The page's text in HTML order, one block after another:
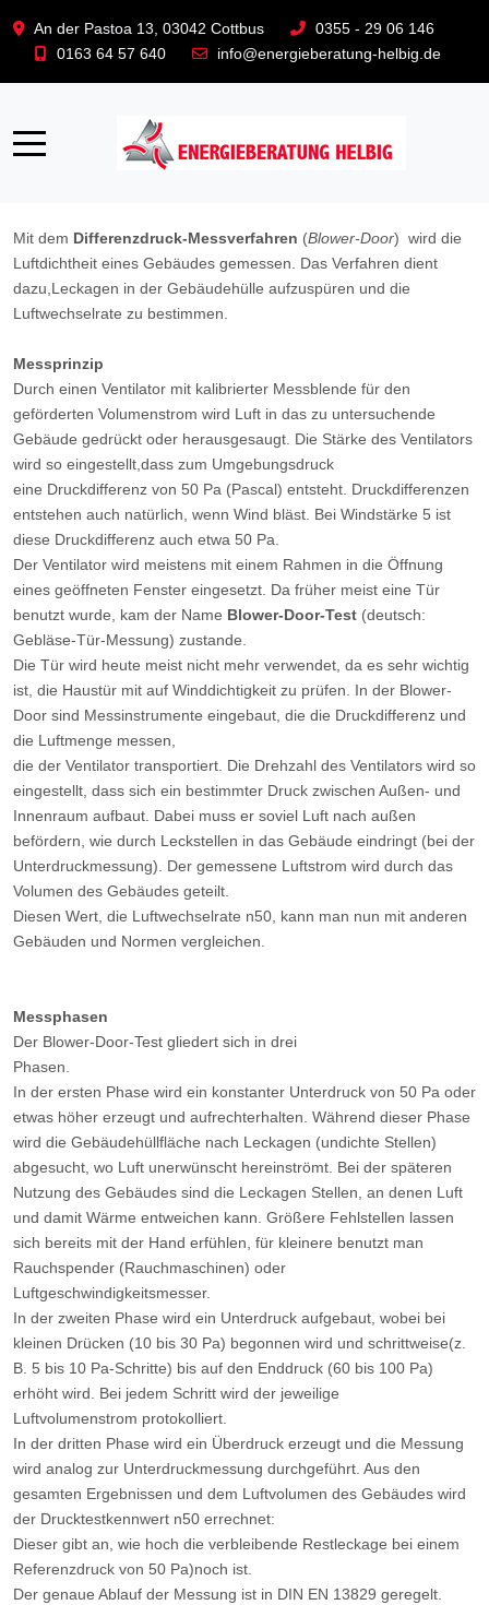
An der Pastoa 13, 03042 Cottbus
0355 - 29 06 146
0163 64 57 640
info@energieberatung-helbig.de
Mobile Menu Toggle
Blower-Door-Test
Mit dem Differenzdruck-Messverfahren (Blower-Door) wird die
Luftdichtheit eines Gebäudes gemessen. Das Verfahren dient
dazu,Leckagen in der Gebäudehülle aufzuspüren und die
Luftwechselrate zu bestimmen.
Messprinzip
Durch einen Ventilator mit kalibrierter Messblende für den
geförderten Volumenstrom wird Luft in das zu untersuchende
Gebäude gedrückt oder herausgesaugt. Die Stärke des Ventilators
wird so eingestellt,dass zum Umgebungsdruck
eine Druckdifferenz von 50 Pa (Pascal) entsteht. Druckdifferenzen
entstehen auch natürlich, wenn Wind bläst. Bei Windstärke 5 ist
diese Druckdifferenz auch etwa 50 Pa.
Der Ventilator wird meistens mit einem Rahmen in die Öffnung
eines geöffneten Fenster eingesetzt. Da früher meist eine Tür
benutzt wurde, kam der Name Blower-Door-Test (deutsch:
Gebläse-Tür-Messung) zustande.
Die Tür wird heute meist nicht mehr verwendet, da es sehr wichtig
ist, die Haustür mit auf Winddichtigkeit zu prüfen. In der Blower-
Door sind Messinstrumente eingebaut, die die Druckdifferenz und
die Luftmenge messen,
die der Ventilator transportiert. Die Drehzahl des Ventilators wird so
eingestellt, dass sich ein bestimmter Druck zwischen Außen- und
Innenraum aufbaut. Dabei muss er soviel Luft nach außen
befördern, wie durch Leckstellen in das Gebäude eindringt (bei der
Unterdruckmessung). Der gemessene Luftstrom wird durch das
Volumen des Gebäudes geteilt.
Diesen Wert, die Luftwechselrate n50, kann man nun mit anderen
Gebäuden und Normen vergleichen.
Messphasen
Der Blower-Door-Test gliedert sich in drei
Phasen.
In der ersten Phase wird ein konstanter Unterdruck von 50 Pa oder
etwas höher erzeugt und aufrechterhalten. Während dieser Phase
wird die Gebäudehüllfläche nach Leckagen (undichte Stellen)
abgesucht, wo Luft unerwünscht hereinströmt. Bei der späteren
Nutzung des Gebäudes sind die Leckagen Stellen, an denen Luft
und damit Wärme entweichen kann. Größere Fehlstellen lassen
sich bereits mit der Hand erfühlen, für kleinere benutzt man
Rauchspender (Rauchmaschinen) oder
Luftgeschwindigkeitsmesser.
In der zweiten Phase wird ein Unterdruck aufgebaut, wobei bei
kleinen Drücken (10 bis 30 Pa) begonnen wird und schrittweise(z.
B. 5 bis 10 Pa-Schritte) bis auf den Enddruck (60 bis 100 Pa)
erhöht wird. Bei jedem Schritt wird der jeweilige
Luftvolumenstrom protokolliert.
In der dritten Phase wird ein Überdruck erzeugt und die Messung
wird analog zur Unterdruckmessung durchgeführt. Aus den
gesamten Ergebnissen und dem Luftvolumen des Gebäudes wird
der Drucktestkennwert n50 errechnet:
Dieser gibt an, wie hoch die verbleibende Restleckage bei einem
Referenzdruck von 50 Pa)noch ist.
Der genaue Ablauf der Messung ist in DIN EN 13829 geregelt.